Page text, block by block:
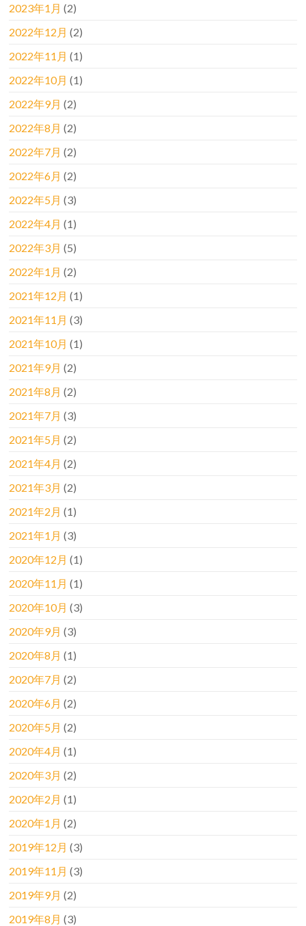
2023年1月 (2)
2022年12月 (2)
2022年11月 (1)
2022年10月 (1)
2022年9月 (2)
2022年8月 (2)
2022年7月 (2)
2022年6月 (2)
2022年5月 (3)
2022年4月 (1)
2022年3月 (5)
2022年1月 (2)
2021年12月 (1)
2021年11月 (3)
2021年10月 (1)
2021年9月 (2)
2021年8月 (2)
2021年7月 (3)
2021年5月 (2)
2021年4月 (2)
2021年3月 (2)
2021年2月 (1)
2021年1月 (3)
2020年12月 (1)
2020年11月 (1)
2020年10月 (3)
2020年9月 (3)
2020年8月 (1)
2020年7月 (2)
2020年6月 (2)
2020年5月 (2)
2020年4月 (1)
2020年3月 (2)
2020年2月 (1)
2020年1月 (2)
2019年12月 (3)
2019年11月 (3)
2019年9月 (2)
2019年8月 (3)